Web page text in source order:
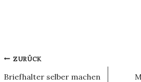
Beitragsnavigation
ZURÜCK
Briefhalter selber machen